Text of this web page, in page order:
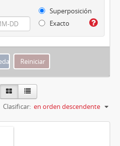
Superposición
Exacto
Clasificar: en orden descendente